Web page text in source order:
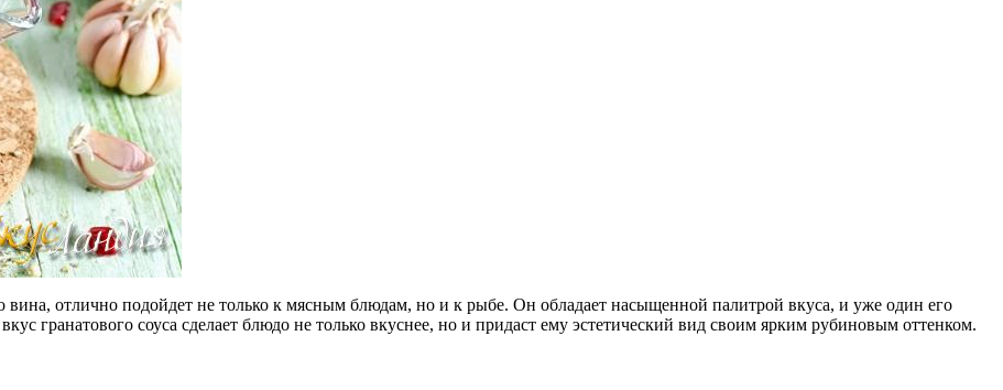
вина, отлично подойдет не только к мясным блюдам, но и к рыбе. Он обладает насыщенной палитрой вкуса, и уже один его
гранатового соуса сделает блюдо не только вкуснее, но и придаст ему эстетический вид своим ярким рубиновым оттенком.